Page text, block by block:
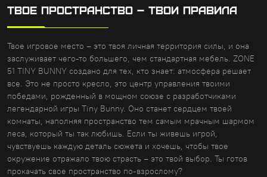
ТВОЕ ПРОСТРАНСТВО – ТВОИ ПРАВИЛА
Твое игровое место – это твоя личная территория силы, и она
заслуживает чего-то большего, чем стандартная мебель. ZONE
51 TINY BUNNY создано для тех, кто знает: атмосфера решает
все. Это не просто кресло, это центр управления твоими
победами, рожденный в мощном союзе с разработчиками
легендарной игры Tiny Bunny. Оно станет сердцем твоей
комнаты, наполняя пространство тем самым мрачным шармом
леса, который ты так любишь. Если ты живешь игрой,
чувствуешь каждую деталь сюжета и хочешь, чтобы твое
окружение отражало твою страсть – это твой выбор. Ты готов
прокачать свое пространство по-взрослому?